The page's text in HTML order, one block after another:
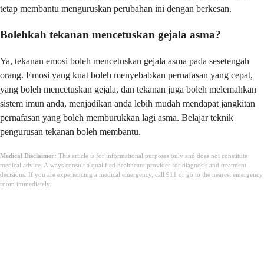
tetap membantu menguruskan perubahan ini dengan berkesan.
Bolehkah tekanan mencetuskan gejala asma?
Ya, tekanan emosi boleh mencetuskan gejala asma pada sesetengah
orang. Emosi yang kuat boleh menyebabkan pernafasan yang cepat,
yang boleh mencetuskan gejala, dan tekanan juga boleh melemahkan
sistem imun anda, menjadikan anda lebih mudah mendapat jangkitan
pernafasan yang boleh memburukkan lagi asma. Belajar teknik
pengurusan tekanan boleh membantu.
Medical Disclaimer: This article is for informational purposes only and does not constitute
medical advice. Always consult a qualified healthcare provider for diagnosis and treatment
decisions. If you are experiencing a medical emergency, call 911 or go to the nearest emergency
room immediately.